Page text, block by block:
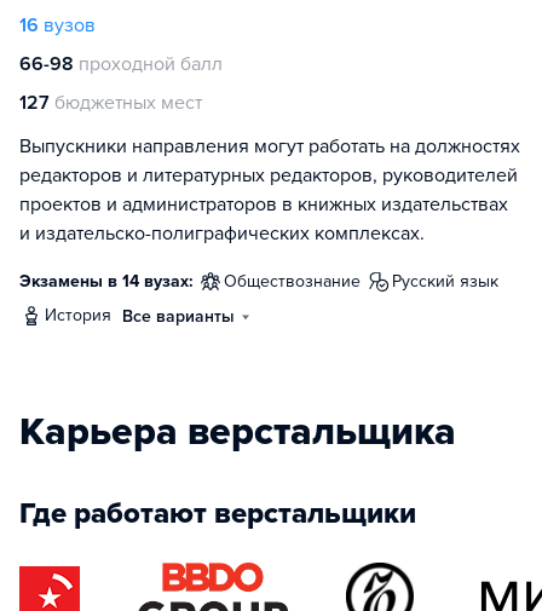
16 вузов
66-98 проходной балл
127 бюджетных мест
Выпускники направления могут работать на должностях
редакторов и литературных редакторов, руководителей
проектов и администраторов в книжных издательствах
и издательско-полиграфических комплексах.
Экзамены в 14 вузах: обществознание
русский язык
история
Все варианты
Карьера верстальщика
Где работают верстальщики